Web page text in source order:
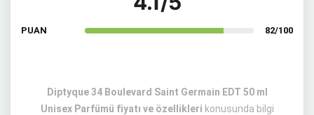
PUAN 82/100
Diptyque 34 Boulevard Saint Germain EDT 50 ml
Unisex Parfümü fiyatı ve özellikleri konusunda bilgi